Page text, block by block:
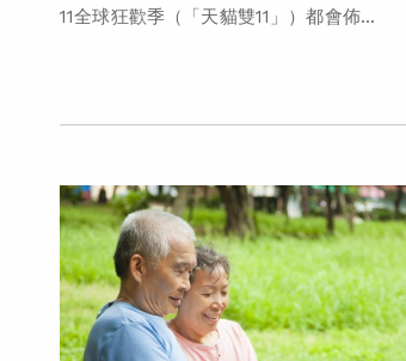
11全球狂歡季（「天貓雙11」）都會佈...